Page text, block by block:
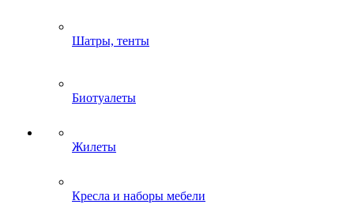
Шатры, тенты
Биотуалеты
Жилеты
Кресла и наборы мебели